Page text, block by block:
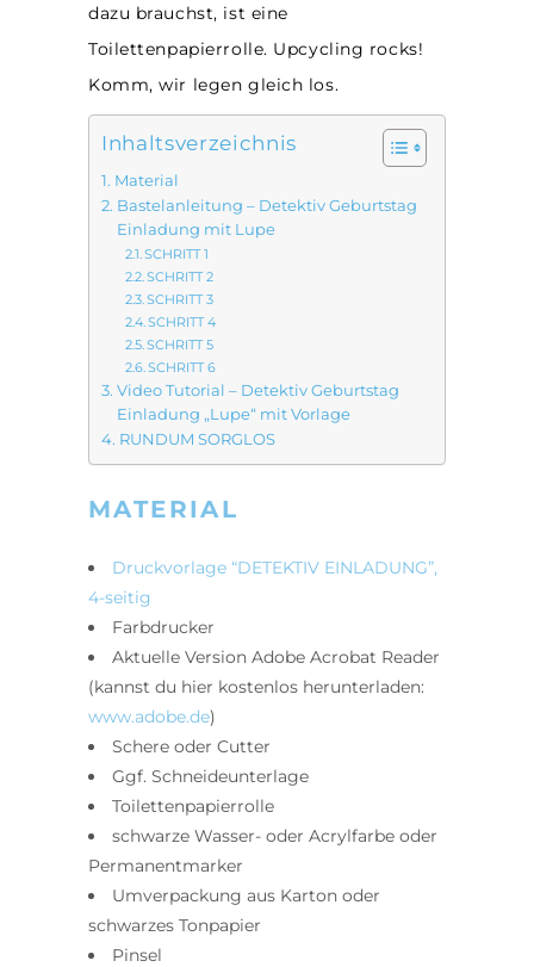
dazu brauchst, ist eine
Toilettenpapierrolle. Upcycling rocks!
Komm, wir legen gleich los.
Inhaltsverzeichnis
Material
Bastelanleitung – Detektiv Geburtstag
Einladung mit Lupe
SCHRITT 1
SCHRITT 2
SCHRITT 3
SCHRITT 4
SCHRITT 5
SCHRITT 6
Video Tutorial – Detektiv Geburtstag
Einladung „Lupe“ mit Vorlage
RUNDUM SORGLOS
MATERIAL
Druckvorlage “DETEKTIV EINLADUNG”,
4-seitig
Farbdrucker
Aktuelle Version Adobe Acrobat Reader
(kannst du hier kostenlos herunterladen:
www.adobe.de)
Schere oder Cutter
Ggf. Schneideunterlage
Toilettenpapierrolle
schwarze Wasser- oder Acrylfarbe oder
Permanentmarker
Umverpackung aus Karton oder
schwarzes Tonpapier
Pinsel